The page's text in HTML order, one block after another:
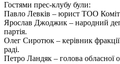
Гостями прес-клубу були:
Павло Левків – юрист ТОО
Ярослав Джоджик – народний
партія.
Олег Сиротюк – керівник
раді.
Петро Ландяк – голова обласної